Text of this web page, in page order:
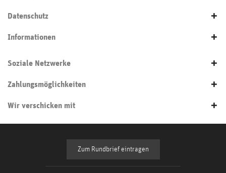
Datenschutz
Informationen
Soziale Netzwerke
Zahlungsmöglichkeiten
Wir verschicken mit
Zum Rundbrief eintragen